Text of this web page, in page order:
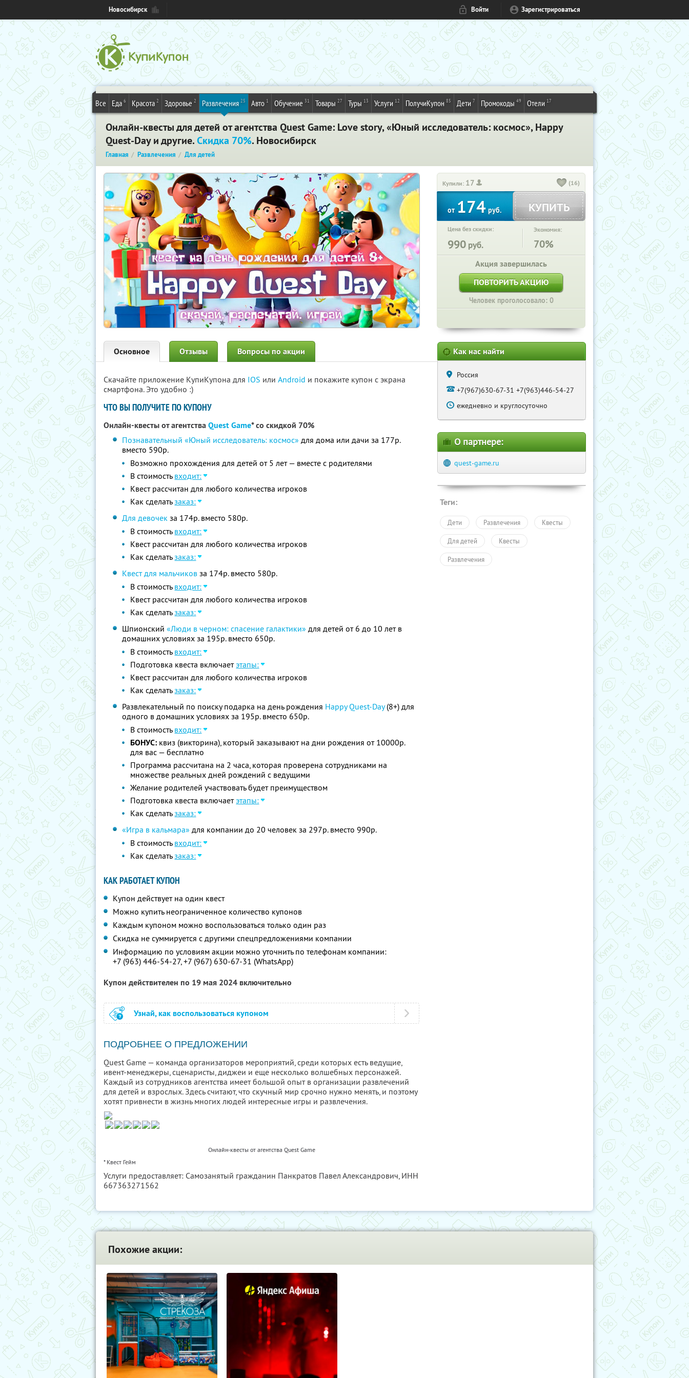
Новосибирск Войти Зарегистрироваться
Все Еда 6 Красота 2 Здоровье 2 Развлечения 25 Авто 1 Обучение 31 Товары 27 Туры 13 Услуги 12 ПолучиКупон 85 Дети 7 Промокоды 49 Отели 17
Онлайн-квесты для детей от агентства Quest Game: Love story, «Юный исследователь: космос», Happy
Quest-Day и другие.Скидка 70%. Новосибирск
Главная Развлечения Для детей
Купили: 17 (16)
от174руб. КУПИТЬ
Цена без скидки:
990 руб.
Экономия:
70%
Акция завершилась
ПОВТОРИТЬ АКЦИЮ
Человек проголосовало: 0
Основное Отзывы Вопросы по акции
Скачайте приложение КупиКупона для IOS или Android и покажите купон с экрана
смартфона. Это удобно :)
ЧТО ВЫ ПОЛУЧИТЕ ПО КУПОНУ
Онлайн-квесты от агентстваQuest Game* со скидкой 70%
Познавательный «Юный исследователь: космос» для дома или дачи за 177р.
вместо 590р.
Возможно прохождения для детей от 5 лет — вместе с родителями
В стоимость входит:
Квест рассчитан для любого количества игроков
Как сделатьзаказ:
Для девочек за 174р. вместо 580р.
В стоимость входит:
Квест рассчитан для любого количества игроков
Как сделатьзаказ:
Квест для мальчиков за 174р. вместо 580р.
В стоимость входит:
Квест рассчитан для любого количества игроков
Как сделатьзаказ:
Шпионский«Люди в черном: спасение галактики» для детей от 6 до 10 лет в
домашних условиях за 195р. вместо 650р.
В стоимость входит:
Подготовка квеста включаетэтапы:
Квест рассчитан для любого количества игроков
Как сделатьзаказ:
Развлекательный по поиску подарка на день рождения Happy Quest-Day(8+) для
одного в домашних условиях за 195р. вместо 650р.
В стоимость входит:
БОНУС: квиз (викторина), который заказывают на дни рождения от 10000р.
для вас — бесплатно
Программа рассчитана на 2 часа, которая проверена сотрудниками на
множестве реальных дней рождений с ведущими
Желание родителей участвовать будет преимуществом
Подготовка квеста включаетэтапы:
Как сделатьзаказ:
«Игра в кальмара» для компании до 20 человек за 297р. вместо 990р.
В стоимость входит:
Как сделатьзаказ:
КАК РАБОТАЕТ КУПОН
Купон действует на один квест
Можно купить неограниченное количество купонов
Каждым купоном можно воспользоваться только один раз
Скидка не суммируется с другими спецпредложениями компании
Информацию по условиям акции можно уточнить по телефонам компании:
+7 (963) 446-54-27, +7 (967) 630-67-31 (WhatsApp)
Купон действителен по 19 мая 2024 включительно
Узнай, как воспользоваться купоном
ПОДРОБНЕЕ О ПРЕДЛОЖЕНИИ
Quest Game — команда организаторов мероприятий, среди которых есть ведущие,
ивент-менеджеры, сценаристы, диджеи и еще несколько волшебных персонажей.
Каждый из сотрудников агентства имеет большой опыт в организации развлечений
для детей и взрослых. Здесь считают, что скучный мир срочно нужно менять, и поэтому
хотят привнести в жизнь многих людей интересные игры и развлечения.
Онлайн-квесты от агентства Quest Game
* Квест Гейм
Услуги предоставляет: Самозанятый гражданин Панкратов Павел Александрович, ИНН
667363271562
Как нас найти
Россия
+7(967)630-67-31 +7(963)446-54-27
ежедневно и круглосуточно
О партнере:
quest-game.ru
Теги:
Дети Развлечения Квесты
Для детей Квесты
Развлечения
Похожие акции: